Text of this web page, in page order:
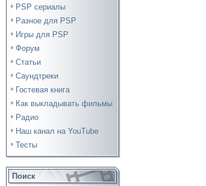
PSP сериалы
Разное для PSP
Игры для PSP
Форум
Статьи
Саундтреки
Гостевая книга
Как выкладывать фильмы
Радио
Наш канал на YouTube
Тесты
Поиск